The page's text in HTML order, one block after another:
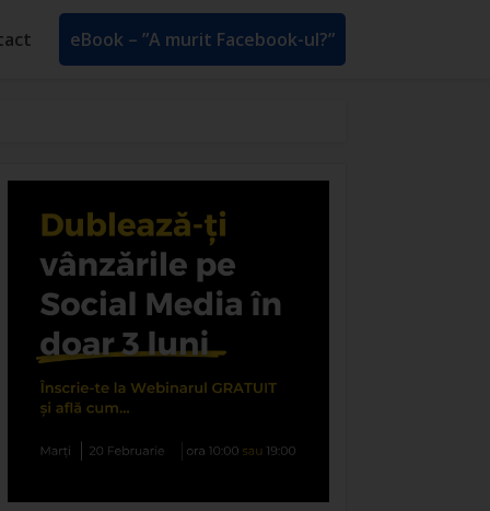
eBook – ”A murit Facebook-ul?”